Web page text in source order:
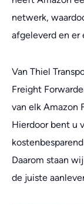
netwerk,
afgeleverd en er
Van Thiel
Freight
van elk Amazon
Hierdoor bent u
Daarom staan
de juiste